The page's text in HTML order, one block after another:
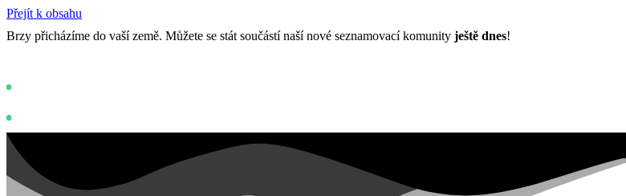
Přejít k obsahu
Brzy přicházíme do vaší země. Můžete se stát součástí naší nové seznamovací komunity ještě dnes!